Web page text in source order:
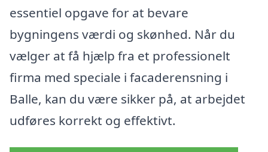
essentiel opgave for at bevare
bygningens værdi og skønhed. Når du
vælger at få hjælp fra et professionelt
firma med speciale i facaderensning i
Balle, kan du være sikker på, at arbejdet
udføres korrekt og effektivt.